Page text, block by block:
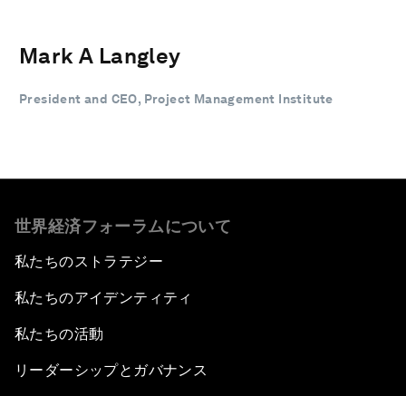
Mark A Langley
President and CEO, Project Management Institute
世界経済フォーラムについて
私たちのストラテジー
私たちのアイデンティティ
私たちの活動
リーダーシップとガバナンス